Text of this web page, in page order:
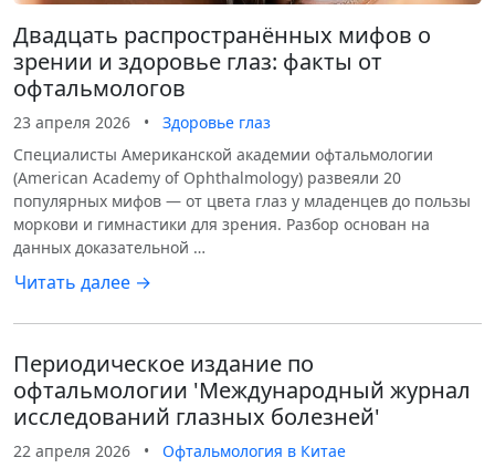
Двадцать распространённых мифов о
зрении и здоровье глаз: факты от
офтальмологов
23 апреля 2026 •
Здоровье глаз
Специалисты Американской академии офтальмологии
(American Academy of Ophthalmology) развеяли 20
популярных мифов — от цвета глаз у младенцев до пользы
моркови и гимнастики для зрения. Разбор основан на
данных доказательной …
Читать далее →
Периодическое издание по
офтальмологии 'Международный журнал
исследований глазных болезней'
22 апреля 2026 •
Офтальмология в Китае